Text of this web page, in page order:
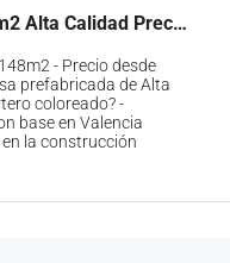
Casa prefabricada Toledo 148m2 Alta Calidad Precio económico
- Precio desde
prefabricada de Alta
coloreado? -
base en Valencia
la construcción